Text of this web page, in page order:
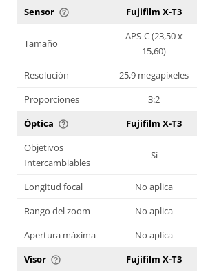
Sensor help_outline Fujifilm X-T3
Tamaño
APS-C (23,50 x
15,60)
Resolución
25,9 megapíxeles
Proporciones
3:2
Óptica help_outline Fujifilm X-T3
Objetivos
Intercambiables
Sí
Longitud focal No aplica
Rango del zoom
No aplica
Apertura máxima
No aplica
Visor help_outline Fujifilm X-T3